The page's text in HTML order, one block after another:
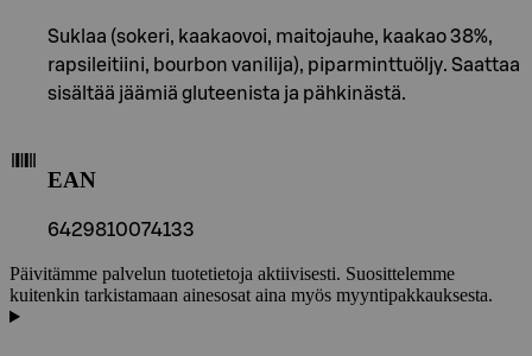
Suklaa (sokeri, kaakaovoi, maitojauhe, kaakao 38%,
rapsileitiini, bourbon vanilija), piparminttuöljy. Saattaa
sisältää jäämiä gluteenista ja pähkinästä.
EAN
6429810074133
Päivitämme palvelun tuotetietoja aktiivisesti. Suosittelemme
kuitenkin tarkistamaan ainesosat aina myös myyntipakkauksesta.